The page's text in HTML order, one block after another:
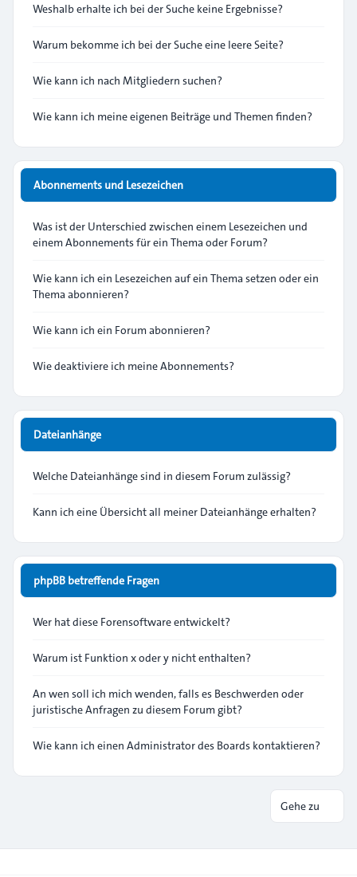
Weshalb erhalte ich bei der Suche keine Ergebnisse?
Warum bekomme ich bei der Suche eine leere Seite?
Wie kann ich nach Mitgliedern suchen?
Wie kann ich meine eigenen Beiträge und Themen finden?
Abonnements und Lesezeichen
Was ist der Unterschied zwischen einem Lesezeichen und
einem Abonnements für ein Thema oder Forum?
Wie kann ich ein Lesezeichen auf ein Thema setzen oder ein
Thema abonnieren?
Wie kann ich ein Forum abonnieren?
Wie deaktiviere ich meine Abonnements?
Dateianhänge
Welche Dateianhänge sind in diesem Forum zulässig?
Kann ich eine Übersicht all meiner Dateianhänge erhalten?
phpBB betreffende Fragen
Wer hat diese Forensoftware entwickelt?
Warum ist Funktion x oder y nicht enthalten?
An wen soll ich mich wenden, falls es Beschwerden oder
juristische Anfragen zu diesem Forum gibt?
Wie kann ich einen Administrator des Boards kontaktieren?
Gehe zu